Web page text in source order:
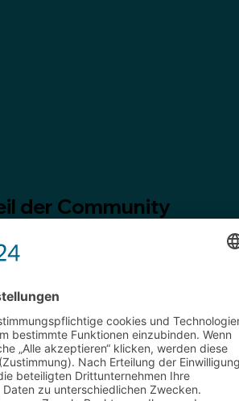
der Community
mich